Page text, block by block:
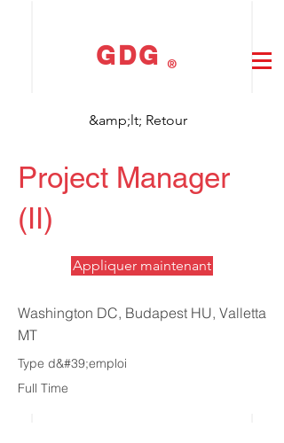
GDG ®
&amp;lt; Retour
Project Manager
(II)
Appliquer maintenant
Washington DC, Budapest HU, Valletta
MT
Type d&#39;emploi
Full Time